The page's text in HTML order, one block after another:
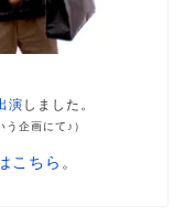
演 しました。
う企画にて♪）
こちら 。